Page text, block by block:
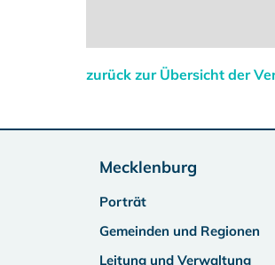
zurück zur Übersicht der
Mecklenburg
Porträt
Gemeinden und Regionen
Leitung und Verwaltung